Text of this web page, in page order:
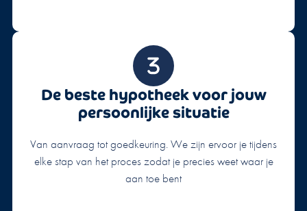
De beste hypotheek voor jouw
persoonlijke situatie
Van aanvraag tot goedkeuring. We zijn ervoor je tijdens
elke stap van het proces zodat je precies weet waar je
aan toe bent